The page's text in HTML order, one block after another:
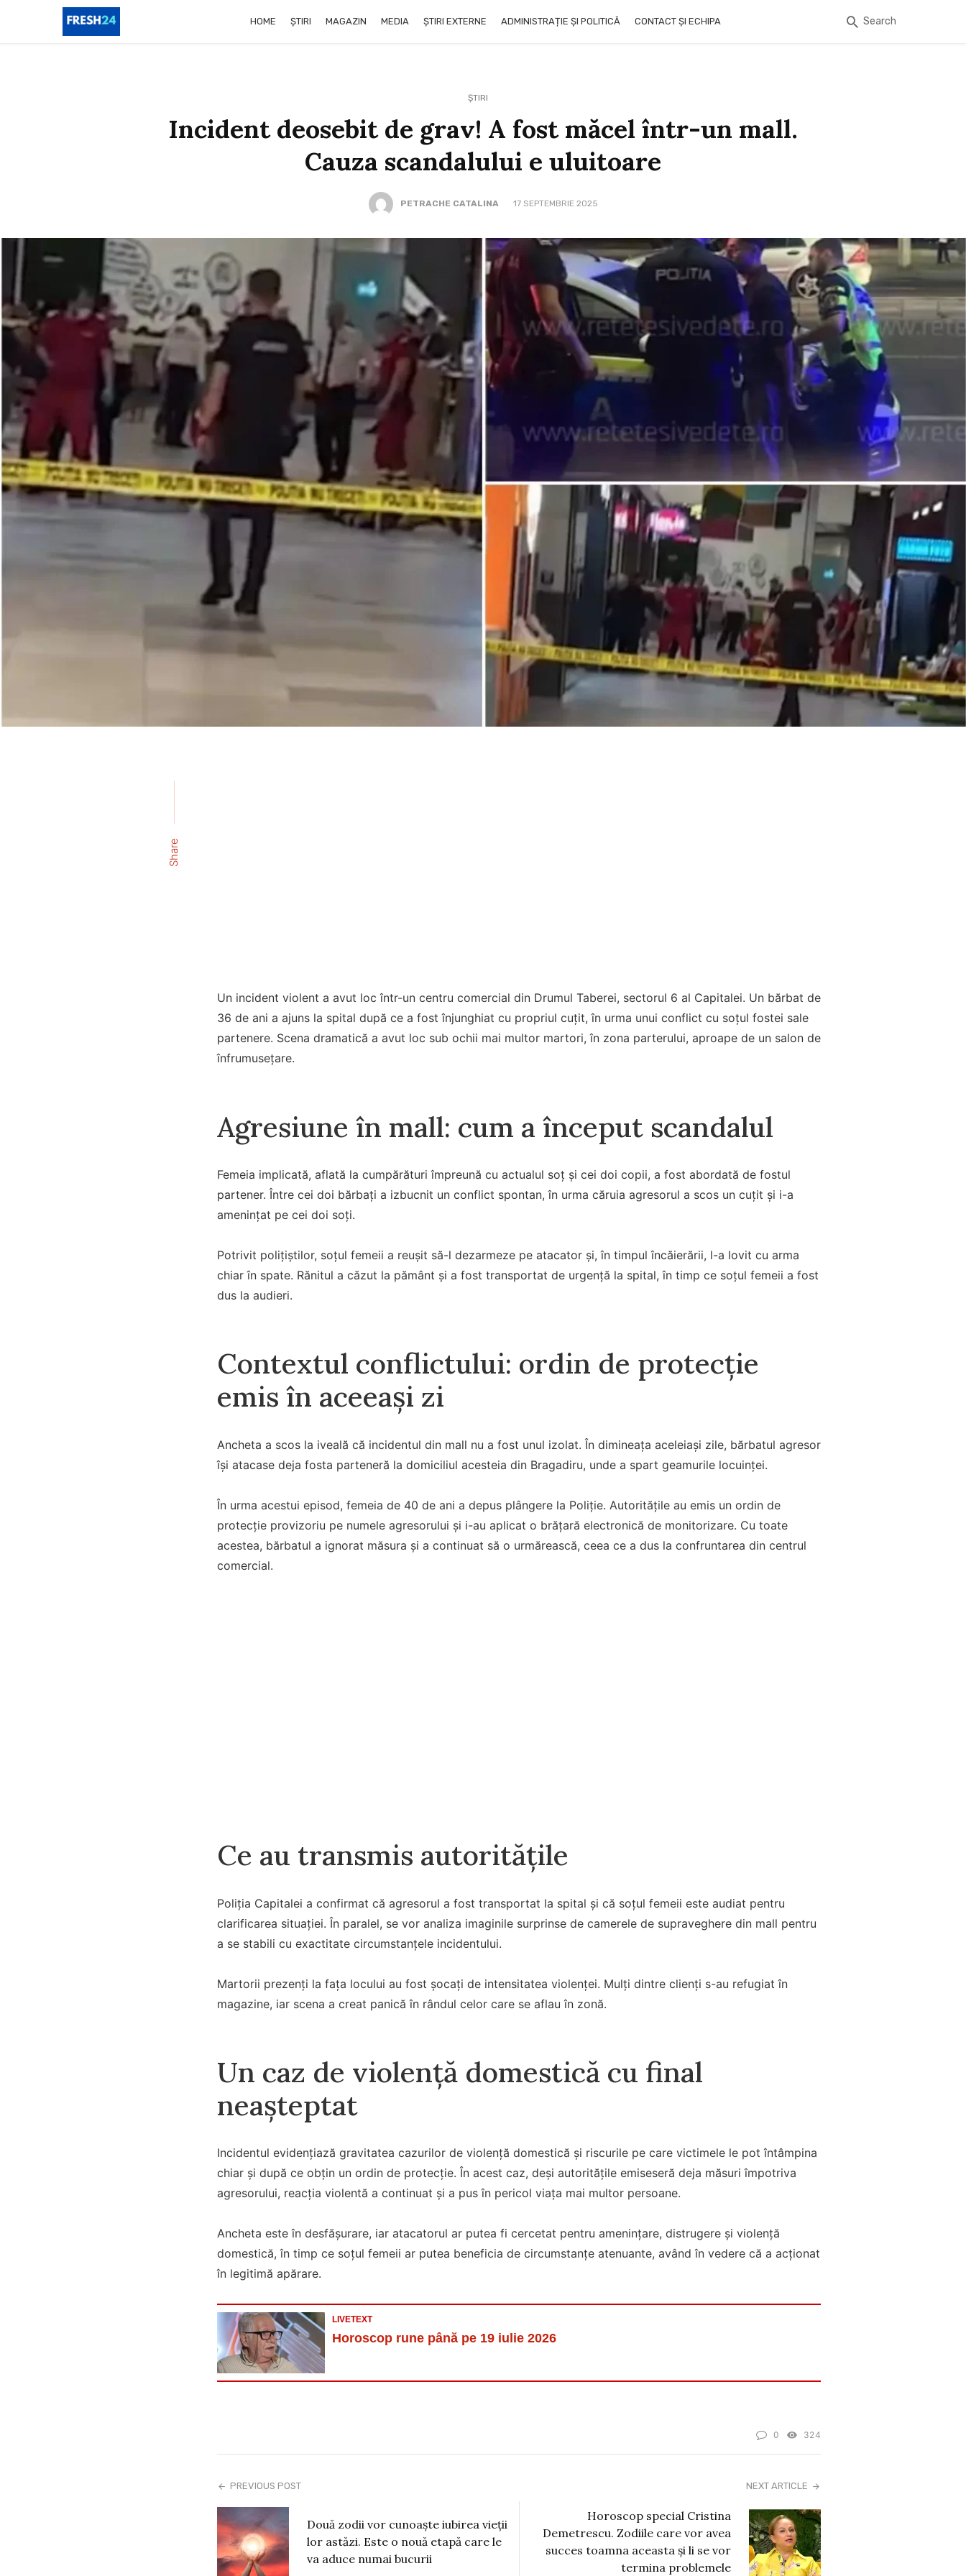
HOME ȘTIRI MAGAZIN MEDIA ȘTIRI EXTERNE ADMINISTRAȚIE ȘI POLITICĂ CONTACT ȘI ECHIPA Search
ȘTIRI
Incident deosebit de grav! A fost măcel într-un mall.
Cauza scandalului e uluitoare
PETRACHE CATALINA 17 SEPTEMBRIE 2025
Share
Un incident violent a avut loc într-un centru comercial din Drumul Taberei, sectorul 6 al Capitalei. Un bărbat de
36 de ani a ajuns la spital după ce a fost înjunghiat cu propriul cuțit, în urma unui conflict cu soțul fostei sale
partenere. Scena dramatică a avut loc sub ochii mai multor martori, în zona parterului, aproape de un salon de
înfrumusețare.
Agresiune în mall: cum a început scandalul
Femeia implicată, aflată la cumpărături împreună cu actualul soț și cei doi copii, a fost abordată de fostul
partener. Între cei doi bărbați a izbucnit un conflict spontan, în urma căruia agresorul a scos un cuțit și i-a
amenințat pe cei doi soți.
Potrivit polițiștilor, soțul femeii a reușit să-l dezarmeze pe atacator și, în timpul încăierării, l-a lovit cu arma
chiar în spate. Rănitul a căzut la pământ și a fost transportat de urgență la spital, în timp ce soțul femeii a fost
dus la audieri.
Contextul conflictului: ordin de protecție
emis în aceeași zi
Ancheta a scos la iveală că incidentul din mall nu a fost unul izolat. În dimineața aceleiași zile, bărbatul agresor
își atacase deja fosta parteneră la domiciliul acesteia din Bragadiru, unde a spart geamurile locuinței.
În urma acestui episod, femeia de 40 de ani a depus plângere la Poliție. Autoritățile au emis un ordin de
protecție provizoriu pe numele agresorului și i-au aplicat o brățară electronică de monitorizare. Cu toate
acestea, bărbatul a ignorat măsura și a continuat să o urmărească, ceea ce a dus la confruntarea din centrul
comercial.
Ce au transmis autoritățile
Poliția Capitalei a confirmat că agresorul a fost transportat la spital și că soțul femeii este audiat pentru
clarificarea situației. În paralel, se vor analiza imaginile surprinse de camerele de supraveghere din mall pentru
a se stabili cu exactitate circumstanțele incidentului.
Martorii prezenți la fața locului au fost șocați de intensitatea violenței. Mulți dintre clienți s-au refugiat în
magazine, iar scena a creat panică în rândul celor care se aflau în zonă.
Un caz de violență domestică cu final
neașteptat
Incidentul evidențiază gravitatea cazurilor de violență domestică și riscurile pe care victimele le pot întâmpina
chiar și după ce obțin un ordin de protecție. În acest caz, deși autoritățile emiseseră deja măsuri împotriva
agresorului, reacția violentă a continuat și a pus în pericol viața mai multor persoane.
Ancheta este în desfășurare, iar atacatorul ar putea fi cercetat pentru amenințare, distrugere și violență
domestică, în timp ce soțul femeii ar putea beneficia de circumstanțe atenuante, având în vedere că a acționat
în legitimă apărare.
LIVETEXT
Horoscop rune până pe 19 iulie 2026
0 324
PREVIOUS POST
Două zodii vor cunoaște iubirea vieții
lor astăzi. Este o nouă etapă care le
va aduce numai bucurii
NEXT ARTICLE
Horoscop special Cristina
Demetrescu. Zodiile care vor avea
succes toamna aceasta și li se vor
termina problemele